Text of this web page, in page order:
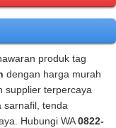
produk tag
dengan harga murah
supplier terpercaya
sarnafil, tenda
Hubungi WA0822-